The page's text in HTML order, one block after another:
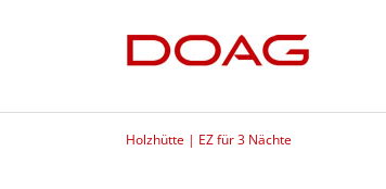
Holzhütte | EZ für 3 Nächte